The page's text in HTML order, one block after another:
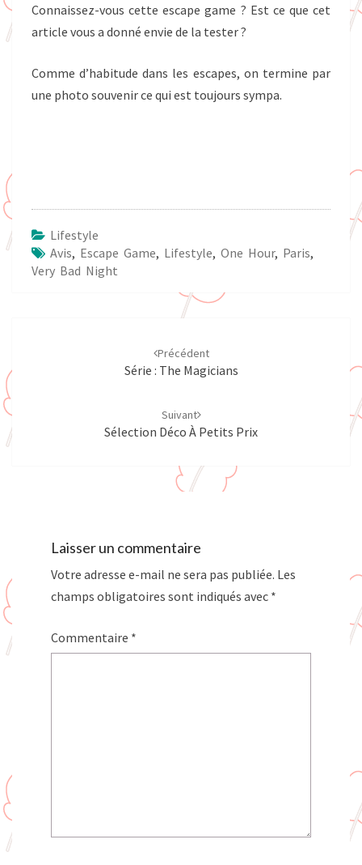
Connaissez-vous cette escape game ? Est ce que cet
article vous a donné envie de la tester ?
Comme d’habitude dans les escapes, on termine par
une photo souvenir ce qui est toujours sympa.
Lifestyle
Avis, Escape Game, Lifestyle, One Hour, Paris,
Very Bad Night
Précédent
Série : The Magicians
Suivant
Sélection Déco À Petits Prix
Laisser un commentaire
Votre adresse e-mail ne sera pas publiée. Les
champs obligatoires sont indiqués avec *
Commentaire *